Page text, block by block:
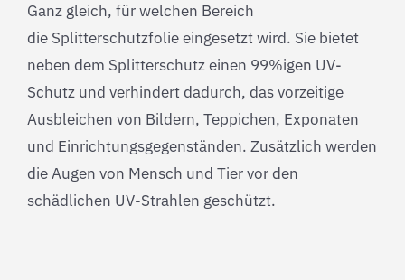
Ganz gleich, für welchen Bereich
die Splitterschutzfolie eingesetzt wird. Sie bietet
neben dem Splitterschutz einen 99%igen UV-
Schutz und verhindert dadurch, das vorzeitige
Ausbleichen von Bildern, Teppichen, Exponaten
und Einrichtungsgegenständen. Zusätzlich werden
die Augen von Mensch und Tier vor den
schädlichen UV-Strahlen geschützt.